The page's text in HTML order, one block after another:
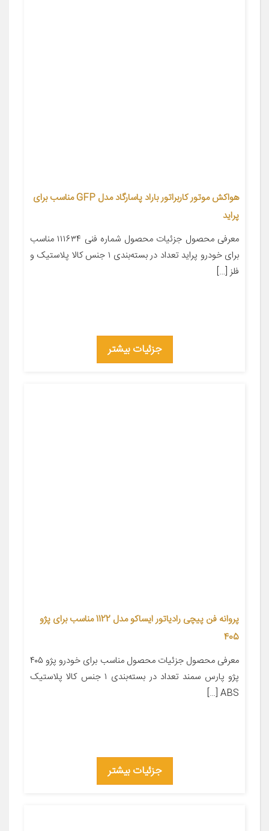
هواکش موتور کاربراتور باراد پاسارگاد مدل GFP مناسب برای
پراید
معرفی محصول جزئیات محصول شماره فنی ۱۱۱۶۳۴ مناسب
برای خودرو پراید تعداد در بسته‌بندی ۱ جنس کالا پلاستیک و
فلز […]
جزئیات بیشتر
پروانه فن پیچی رادیاتور ایساکو مدل 1122 مناسب برای پژو
405
معرفی محصول جزئیات محصول مناسب برای خودرو پژو ۴۰۵
پژو پارس سمند تعداد در بسته‌بندی ۱ جنس کالا پلاستیک
ABS […]
جزئیات بیشتر